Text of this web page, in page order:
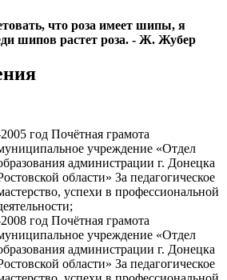
что роза имеет шипы, я
шипов растет роза. - Ж. Жубер
год Почётная грамота
учреждение «Отдел
администрации г. Донецка
области» За педагогическое
успехи в профессиональной
год Почётная грамота
учреждение «Отдел
администрации г. Донецка
области» За педагогическое